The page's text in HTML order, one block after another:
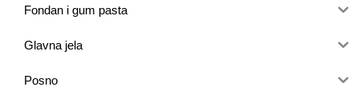
Fondan i gum pasta
Glavna jela
Posno